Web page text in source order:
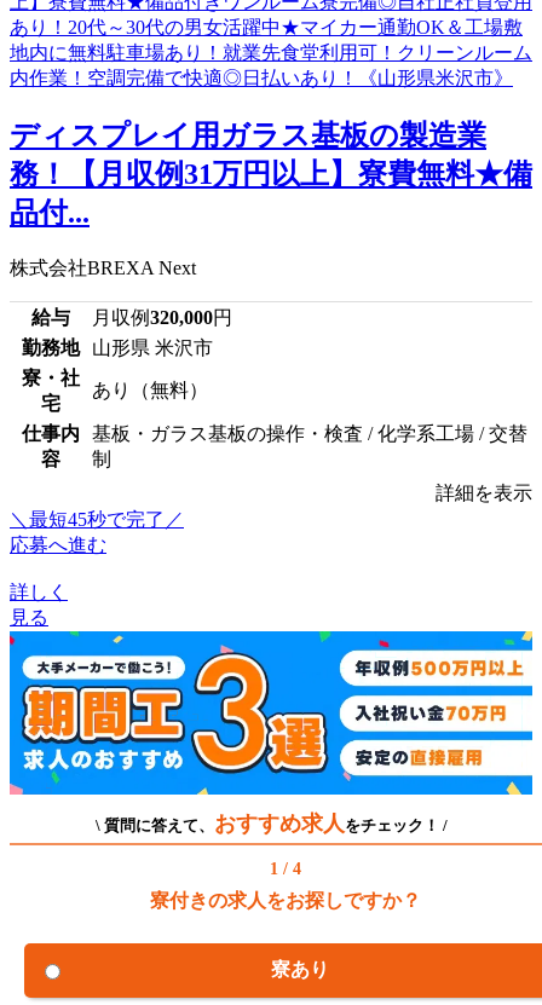
ディスプレイ用ガラス基板の製造業
務！【月収例31万円以上】寮費無料★備
品付...
株式会社BREXA Next
給与 月収例320,000円
勤務地
山形県 米沢市
寮・社
宅
あり（無料）
仕事内
容
基板・ガラス基板の操作・検査 / 化学系工場 / 交替
制
詳細を表示
＼最短45秒で完了／
応募へ進む
詳しく
見る
\ 質問に答えて、 おすすめ求人 をチェック！ /
1 / 4
寮付きの求人をお探しですか？
寮あり